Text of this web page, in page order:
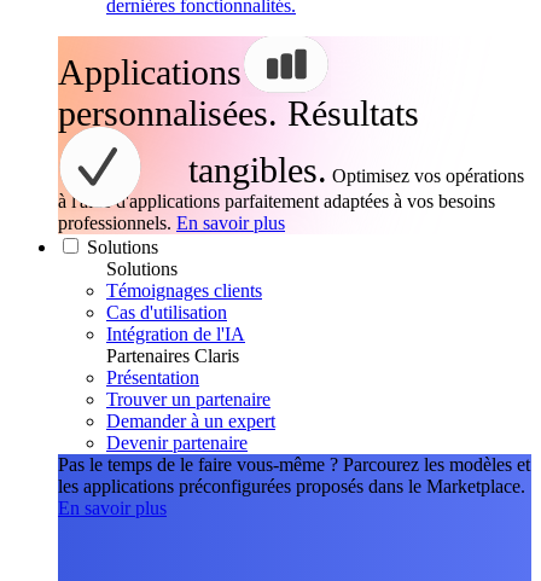
dernières fonctionnalités.
Applications
personnalisées. Résultats
tangibles. Optimisez vos opérations
à l'aide d'applications parfaitement adaptées à vos besoins
professionnels. En savoir plus
Solutions
Solutions
Témoignages clients
Cas d'utilisation
Intégration de l'IA
Partenaires Claris
Présentation
Trouver un partenaire
Demander à un expert
Devenir partenaire
Pas le temps de le faire vous-même ? Parcourez les modèles et
les applications préconfigurées proposés dans le Marketplace.
En savoir plus